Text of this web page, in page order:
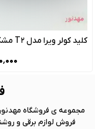
کلید کولر ویرا مدل T2 مشکی
مجموعه ی فروشگاه مهد نور
فروش لوازم برقی و